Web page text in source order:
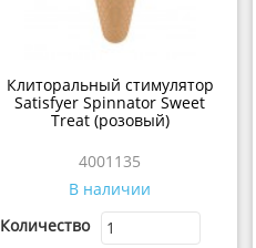
Клиторальный стимулятор
Satisfyer Spinnator Sweet
Treat (розовый)
4001135
В наличии
Количество